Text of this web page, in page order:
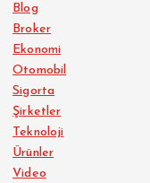
Blog
Broker
Ekonomi
Otomobil
Sigorta
Şirketler
Teknoloji
Ürünler
Video